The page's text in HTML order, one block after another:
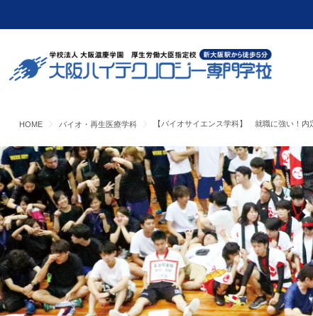
HOME バイオ・再生医療学科 【バイオサイエンス学科】 就職に強い！内